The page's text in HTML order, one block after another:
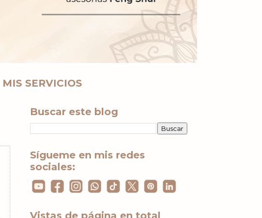
MIS SERVICIOS
Buscar este blog
Sígueme en mis redes
sociales:
Vistas de página en total